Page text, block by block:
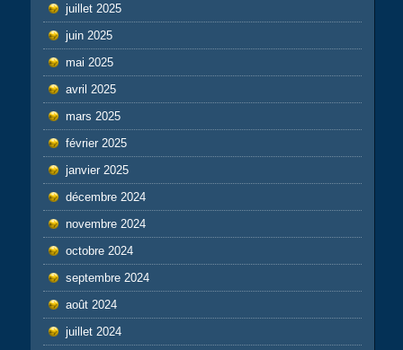
juillet 2025
juin 2025
mai 2025
avril 2025
mars 2025
février 2025
janvier 2025
décembre 2024
novembre 2024
octobre 2024
septembre 2024
août 2024
juillet 2024